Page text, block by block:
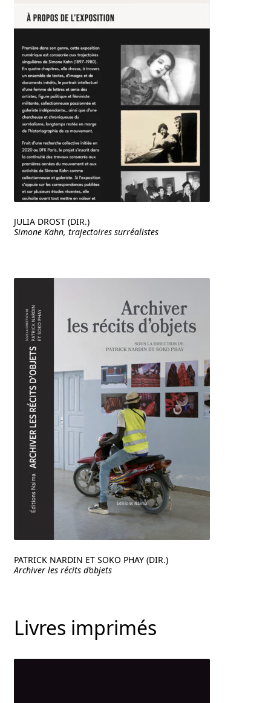
JULIA DROST (DIR.)
Simone Kahn, trajectoires surréalistes
PATRICK NARDIN ET SOKO PHAY (DIR.)
Archiver les récits d’objets
Livres imprimés